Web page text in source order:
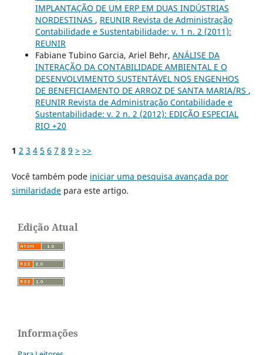
IMPLANTAÇÃO DE UM ERP EM DUAS INDÚSTRIAS
NORDESTINAS , REUNIR Revista de Administração
Contabilidade e Sustentabilidade: v. 1 n. 2 (2011):
REUNIR
Fabiane Tubino Garcia, Ariel Behr, ANÁLISE DA
INTERAÇÃO DA CONTABILIDADE AMBIENTAL E O
DESENVOLVIMENTO SUSTENTÁVEL NOS ENGENHOS
DE BENEFICIAMENTO DE ARROZ DE SANTA MARIA/RS ,
REUNIR Revista de Administração Contabilidade e
Sustentabilidade: v. 2 n. 2 (2012): EDIÇÃO ESPECIAL
RIO +20
1 2 3 4 5 6 7 8 9 > >>
Você também pode iniciar uma pesquisa avançada por
similaridadepara este artigo.
Edição Atual
Informações